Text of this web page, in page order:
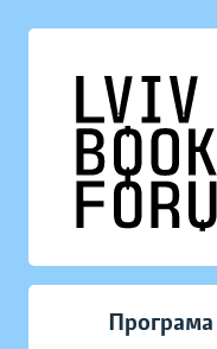
Програма